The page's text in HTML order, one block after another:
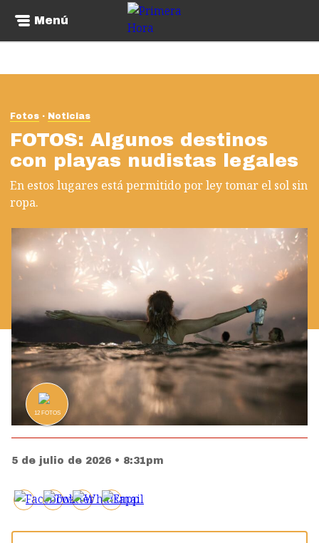
Menú
Fotos Noticias
FOTOS: Algunos destinos
con playas nudistas legales
En estos lugares está permitido por ley tomar el sol sin
ropa.
12FOTOS
5 de julio de 2026 • 8:31pm